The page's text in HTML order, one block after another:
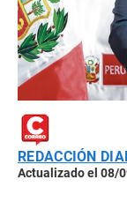
REDACCIÓN
Actualizado el 08/